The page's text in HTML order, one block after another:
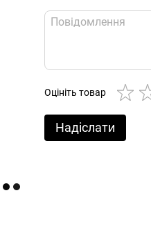
Оцініть товар
Надіслати